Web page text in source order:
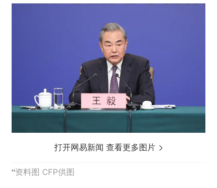
打开网易新闻 查看更多图片
资料图 CFP供图